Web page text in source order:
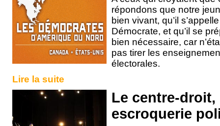
répondons que notre
bien vivant, qu’il
Démocrate, et qu’il se
bien nécessaire, car
pas tirer les
électorales.
Lire la suite
Le centre-droit,
escroquerie